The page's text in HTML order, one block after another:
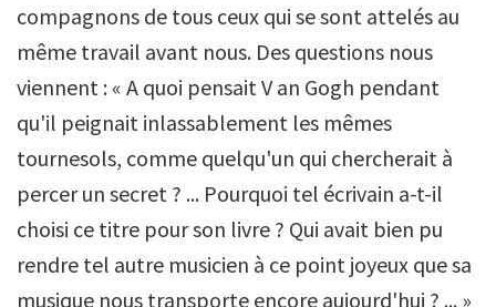
compagnons de tous ceux qui se sont attelés au
même travail avant nous. Des questions nous
viennent : « A quoi pensait V an Gogh pendant
qu'il peignait inlassablement les mêmes
tournesols, comme quelqu'un qui chercherait à
percer un secret ? ... Pourquoi tel écrivain a-t-il
choisi ce titre pour son livre ? Qui avait bien pu
rendre tel autre musicien à ce point joyeux que sa
musique nous transporte encore aujourd'hui ? ... »